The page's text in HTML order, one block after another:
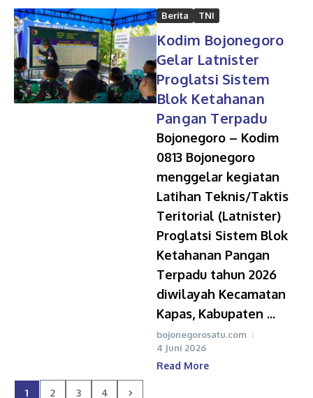
Berita TNI
Kodim Bojonegoro
Gelar Latnister
Proglatsi Sistem
Blok Ketahanan
Pangan Terpadu
Bojonegoro – Kodim
0813 Bojonegoro
menggelar kegiatan
Latihan Teknis/Taktis
Teritorial (Latnister)
Proglatsi Sistem Blok
Ketahanan Pangan
Terpadu tahun 2026
diwilayah Kecamatan
Kapas, Kabupaten ...
bojonegorosatu.com
4 Juni 2026
Read More
1 2 3 4